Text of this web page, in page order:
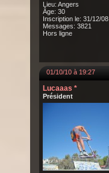
Lieu: Angers
Âge: 30
Inscription le: 31/12/08
Messages: 3821
Hors ligne
01/10/10 à 19:27
Lucaaas *
Président